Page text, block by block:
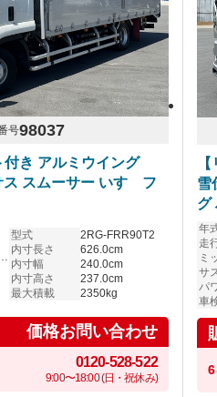
号98037
付き アルミウイング
スムーサー いすゞフ
(2ペダル)
型式
2RG-FRR90T2
内寸長さ
626.0cm
内寸幅
240.0cm
内寸高さ
237.0cm
最大積載
2350kg
価格お問い合わせ
0120-528-522
9:00〜18:00 (日・祝休み)
雪
グ
ロ
年
走
ミ
サ
パ
車